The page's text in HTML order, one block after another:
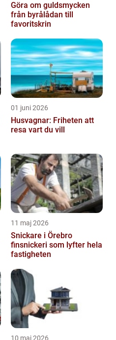
Göra om guldsmycken
från byrålådan till
favoritskrin
01 juni 2026
Husvagnar: Friheten att
resa vart du vill
11 maj 2026
Snickare i Örebro
finsnickeri som lyfter hela
fastigheten
10 maj 2026